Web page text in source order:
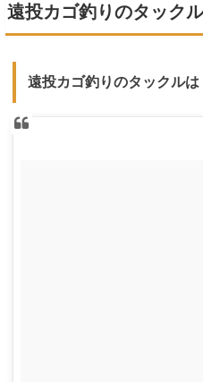
遠投カゴ釣りのタックル
遠投カゴ釣りのタックルは